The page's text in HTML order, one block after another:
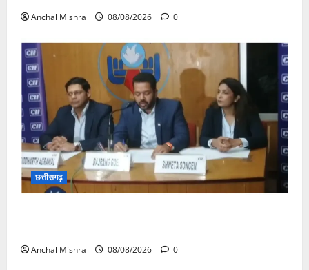
Anchal Mishra 08/08/2026 0
छत्तीसगढ़
Anchal Mishra 08/08/2026 0